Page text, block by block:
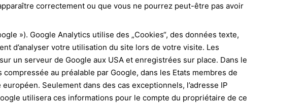
correctement ou que vous ne pourrez peut-être pas avoir
»). Google Analytics utilise des „Cookies“, des données texte,
d’analyser votre utilisation du site lors de votre visite. Les
un serveur de Google aux USA et enregistrées sur place. Dans le
au préalable par Google, dans les Etats membres de
Seulement dans des cas exceptionnels, l’adresse IP
utilisera ces informations pour le compte du propriétaire de ce